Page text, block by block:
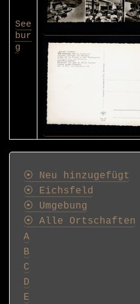
See
bur
g
Postkarten
⦿ Neu hinzugefügt
⦿ Eichsfeld
⦿ Umgebung
⦿ Alle Ortschaften
A
B
C
D
E